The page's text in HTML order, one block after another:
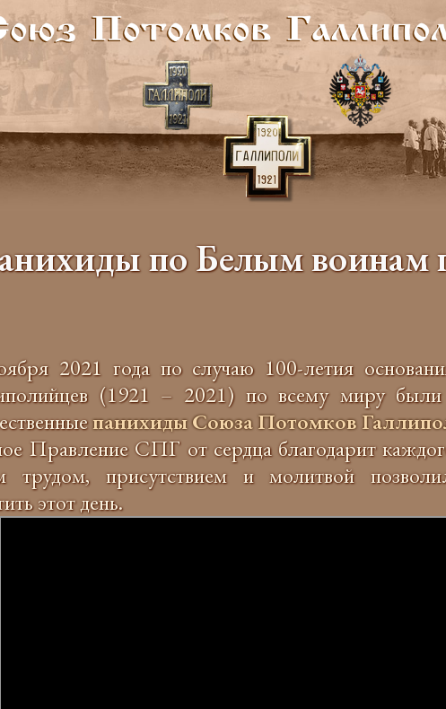
по Белым воинам
2021 года по случаю 100-летия
(1921 – 2021) по всему миру
панихиды Союза Потомков
Правление СПГ от сердца благодарит
трудом, присутствием и молитвой
этот день.